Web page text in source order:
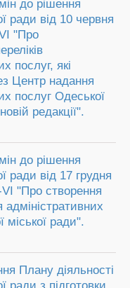
до рішення
ради від 10 червня
"Про
послуг, які
Центр надання
послуг Одеської
редакції".
до рішення
ради від 17 грудня
"Про створення
міської ради".
Плану діяльності